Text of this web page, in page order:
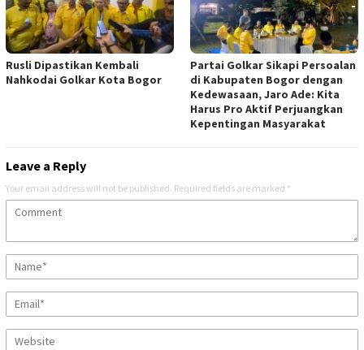
Rusli Dipastikan Kembali
Nahkodai Golkar Kota Bogor
Partai Golkar Sikapi Persoalan
di Kabupaten Bogor dengan
Kedewasaan, Jaro Ade: Kita
Harus Pro Aktif Perjuangkan
Kepentingan Masyarakat
Leave a Reply
Your email address will not be published. Required fields are marked *